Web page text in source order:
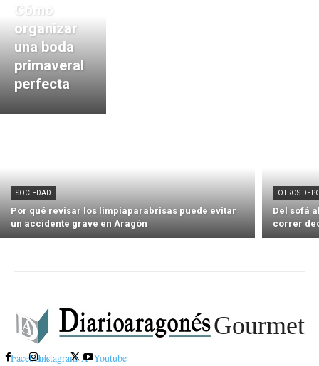
Cómo
organizar
una boda
primaveral
perfecta
SOCIEDAD
Por qué revisar los limpiaparabrisas puede evitar
un accidente grave en Aragón
OTROS
Del sofá
correr
Gourmet
FacebookInstagram X Youtube